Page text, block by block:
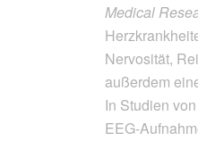
Medical
Nervosität,
außerdem
In Studien
EEG-